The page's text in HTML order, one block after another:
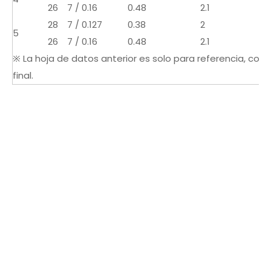
26
7 / 0.16 0.48
2.1
5
28 7 / 0.127 0.38
2
26
7 / 0.16 0.48
2.1
※ La hoja de datos anterior es solo para referencia,
final.